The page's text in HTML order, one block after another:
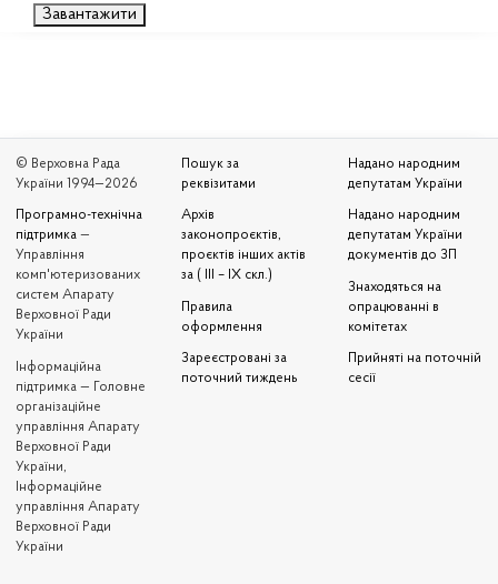
Завантажити
© Верховна Рада
України 1994—2026
Програмно-технічна
підтримка —
Управління
комп'ютеризованих
систем Апарату
Верховної Ради
України
Iнформаційна
підтримка — Головне
організаційне
управління Апарату
Верховної Ради
України,
Інформаційне
управління Апарату
Верховної Ради
України
Пошук за
реквізитами
Архів
законопроєктів,
проєктів інших актів
за ( III – IX скл.)
Правила
оформлення
Зареєстровані за
поточний тиждень
Надано народним
депутатам України
Надано народним
депутатам України
документів до ЗП
Знаходяться на
опрацюванні в
комітетах
Прийняті на поточній
сесії